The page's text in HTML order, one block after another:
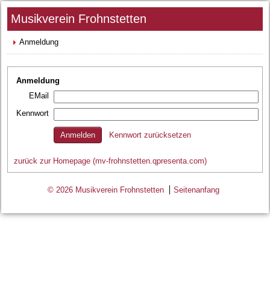
Musikverein Frohnstetten
Anmeldung
Anmeldung
EMail
Kennwort
Kennwort zurücksetzen
zurück zur Homepage (mv-frohnstetten.qpresenta.com)
© 2026 Musikverein Frohnstetten Seitenanfang